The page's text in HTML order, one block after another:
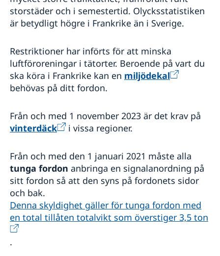
storstäder och i semestertid. Olycksstatistiken
är betydligt högre i Frankrike än i Sverige.
Restriktioner har införts för att minska
luftföroreningar i tätorter. Beroende på vart du
ska köra i Frankrike kan en miljödekal
behövas på ditt fordon.
Från och med 1 november 2023 är det krav på
vinterdäck
i vissa regioner.
Från och med den 1 januari 2021 måste alla
tunga fordon anbringa en signalanordning på
sitt fordon så att den syns på fordonets sidor
och bak.
Denna skyldighet gäller för tunga fordon med
en total tillåten totalvikt som överstiger 3,5 ton
.